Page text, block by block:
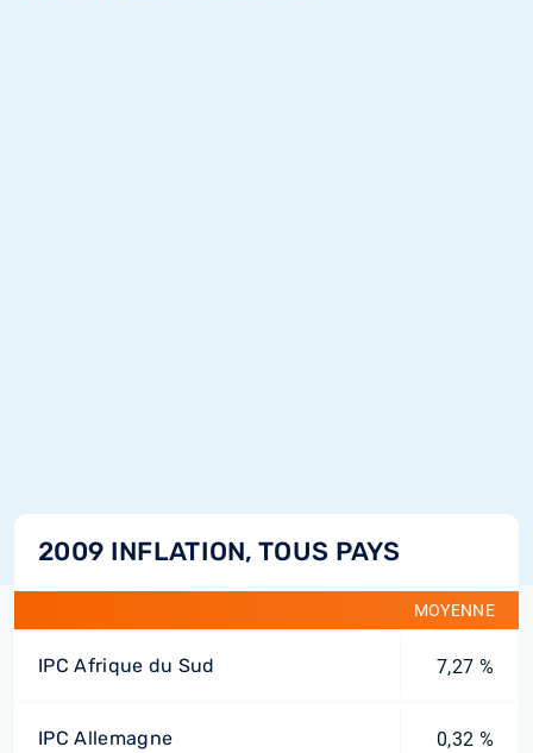
2009 INFLATION, TOUS PAYS
MOYENNE
IPC Afrique du Sud 7,27 %
IPC Allemagne 0,32 %